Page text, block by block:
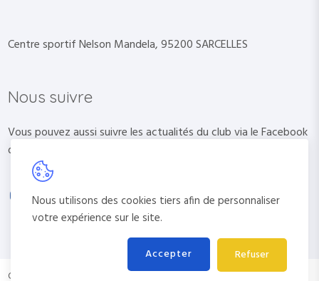
Centre sportif Nelson Mandela, 95200 SARCELLES
Nous suivre
Vous pouvez aussi suivre les actualités du club via le Facebook
du club.
Copyright ©. Tous droits réservés AAS Arc Club Sarcelles
Nous utilisons des cookies tiers afin de personnaliser
votre expérience sur le site.
Accepter Refuser